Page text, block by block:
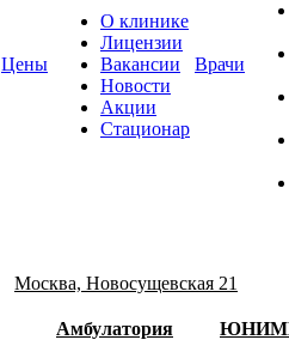
Цены
О клинике
Лицензии
Вакансии
Новости
Акции
Стационар
Врачи
Москва, Новосущевская 21
Амбулатория